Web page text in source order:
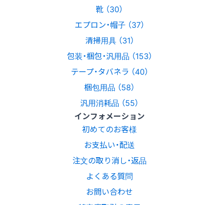
靴 （30）
エプロン・帽子 （37）
清掃用具 （31）
包装・梱包・汎用品 （153）
テープ・タバネラ （40）
梱包用品 （58）
汎用消耗品 （55）
インフォメーション
初めてのお客様
お支払い・配送
注文の取り消し・返品
よくある質問
お問い合わせ